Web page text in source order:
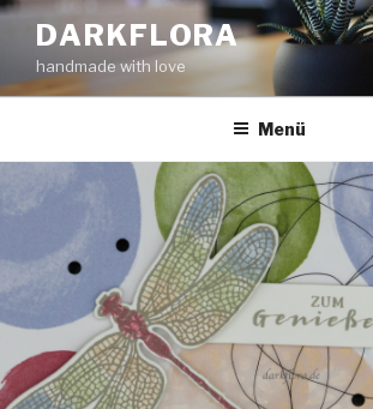
Zum
Inhalt
springen
DARKFLORA
handmade with love
Menü